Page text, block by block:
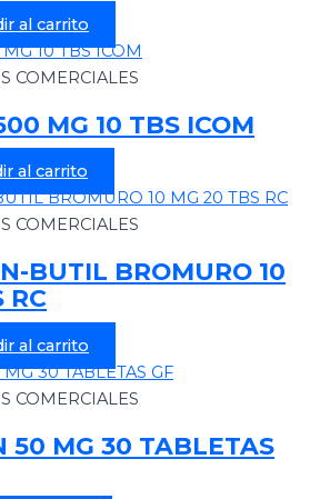
al carrito
COMERCIALES
MG 10 TBS ICOM
al carrito
COMERCIALES
BUTIL BROMURO 10
RC
al carrito
COMERCIALES
50 MG 30 TABLETAS